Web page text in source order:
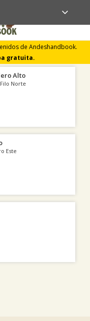
de Andeshandbook.
gratuita.
Alto
Norte
Este